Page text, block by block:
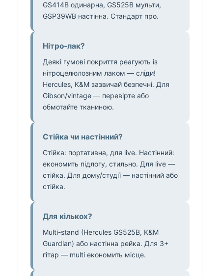
GS414B одинарна, GS525B мульти,
GSP39WB настінна. Стандарт про.
Нітро-лак?
Деякі гумові покриття реагують із
нітроцелюлозним лаком — сліди!
Hercules, K&M зазвичай безпечні. Для
Gibson/vintage — перевірте або
обмотайте тканиною.
Стійка чи настінний?
Стійка: портативна, для live. Настінний:
економить підлогу, стильно. Для live —
стійка. Для дому/студії — настінний або
стійка.
Для кількох?
Multi-stand (Hercules GS525B, K&M
Guardian) або настінна рейка. Для 3+
гітар — multi економить місце.